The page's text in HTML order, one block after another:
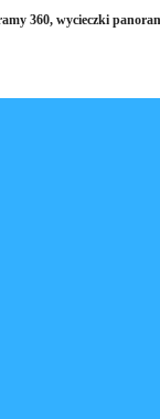
360, wycieczki